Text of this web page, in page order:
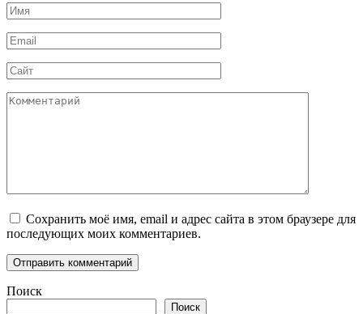
Имя
*
Email
*
Сайт
Комментарий
Сохранить моё имя, email и адрес сайта в этом браузере для
последующих моих комментариев.
Поиск
Поиск